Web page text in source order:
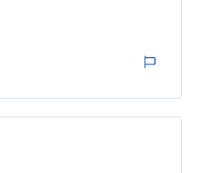
buchen.
Haan/Rheinland
bis September sollte